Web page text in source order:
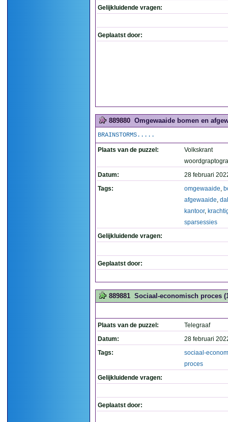
Gelijkluidende vragen:
Geplaatst door:
889880 Omgewaaide bomen en
BRAINSTORMS.....
Plaats van de puzzel:
Volkskrant
Datum:
28 februari
Tags:
omgewaaide,
afgewaaide,
kantoor,
sparsessies
Gelijkluidende vragen:
Geplaatst door:
889881 Sociaal-economisch proces
Plaats van de puzzel:
Telegraaf
Datum:
28 februari
Tags:
sociaal-
proces
Gelijkluidende vragen:
Geplaatst door: